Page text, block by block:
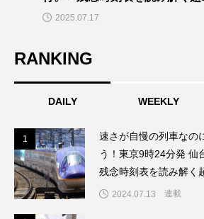
画！～「渡辺雅史の残念な鉄道
2025.07.17
RANKING
DAILY WEEKLY
1
速さが自慢の列車なの
う！東京9時24分発 仙
残念時刻表を読み解く
辺雅史の残念な鉄道時
2024.07.13 連載